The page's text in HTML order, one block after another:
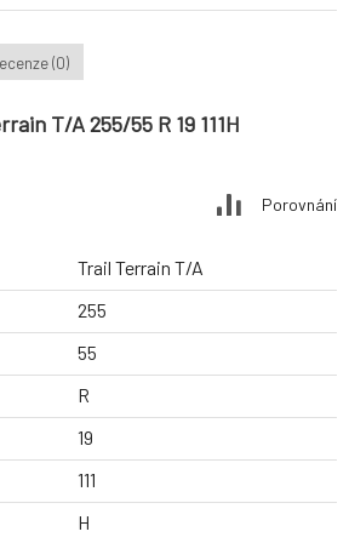
(0)
T/A 255/55 R 19 111H
Porovnání
Trail Terrain T/A
255
55
R
19
111
H